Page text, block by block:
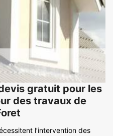
gratuit pour les
des travaux de
l’intervention des